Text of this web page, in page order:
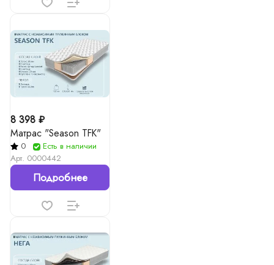
8 398 ₽
Матрас "Season TFK"
0
Есть в наличии
Арт. 0000442
Подробнее